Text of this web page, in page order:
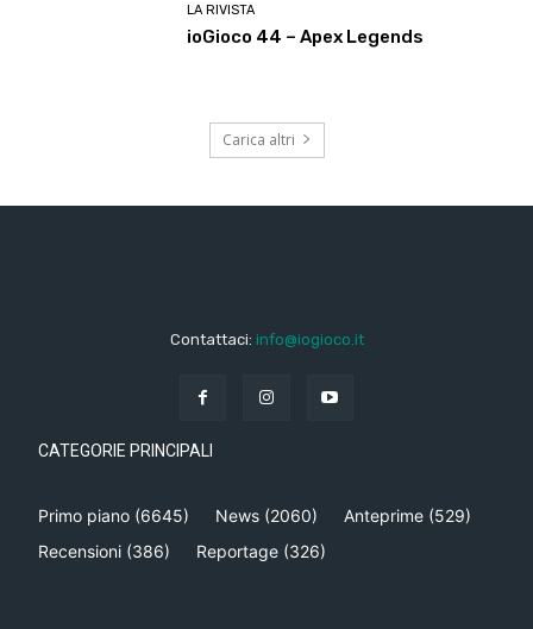
LA RIVISTA
ioGioco 44 – Apex Legends
Carica altri
Contattaci: info@iogioco.it
CATEGORIE PRINCIPALI
Primo piano (6645) News (2060) Anteprime (529)
Recensioni (386) Reportage (326)